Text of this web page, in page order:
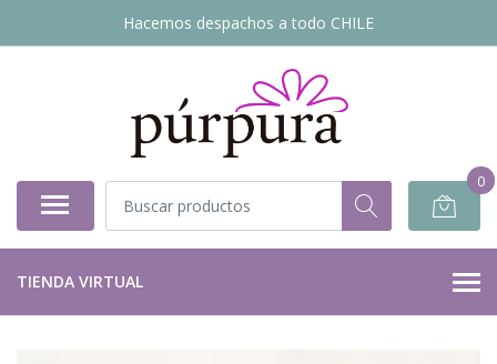
Hacemos despachos a todo CHILE
0
TIENDA VIRTUAL